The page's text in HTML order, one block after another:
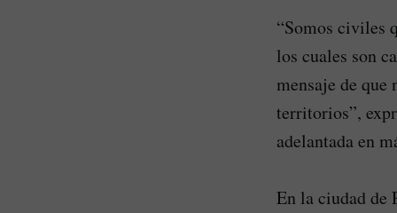
“Somos civiles
los cuales son
mensaje de
territorios”,
adelantada en
En la ciudad de